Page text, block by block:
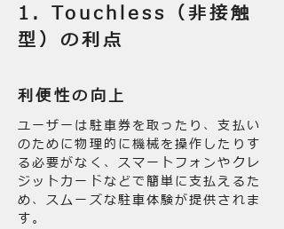
1. Touchless（非接触
型）の利点
利便性の向上
ユーザーは駐車券を取ったり、支払い
のために物理的に機械を操作したりす
る必要がなく、スマートフォンやクレ
ジットカードなどで簡単に支払えるた
め、スムーズな駐車体験が提供されま
す。